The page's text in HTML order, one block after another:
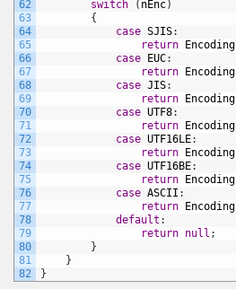
62
63
64
65
66
67
68
69
70
71
72
73
74
75
76
77
78
79
80
81
82
switch
( nEnc)
{
case SJIS:
return
Encoding
case
EUC:
return
Encoding
case JIS:
return
Encoding
case UTF8:
return
Encoding
case UTF16LE:
return
Encoding
case UTF16BE:
return
Encoding
case ASCII :
return
Encoding
default :
return null ;
}
}
}